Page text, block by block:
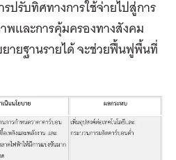
ปรับทิศทางการใช้จ่ายไปสู่การ
และการคุ้มครองทางสังคม
ายฐานรายได้ จะช่วยฟื้นฟูพื้นที่